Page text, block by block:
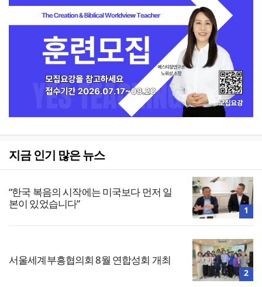
지금 인기 많은 뉴스
“한국 복음의 시작에는 미국보다 먼저 일
본이 있었습니다”
1
서울세계부흥협의회 8월 연합성회 개최
2